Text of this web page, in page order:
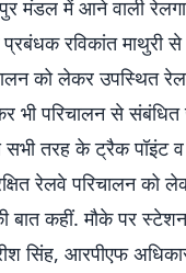
मंडल में आने वाली
रविकांत माथुरी
को लेकर उपस्थित
भी परिचालन से
सभी तरह के ट्रैक पॉइंट
रेलवे परिचालन
बात कहीं. मौके पर स्टेशन
सिंह, आरपीएफ